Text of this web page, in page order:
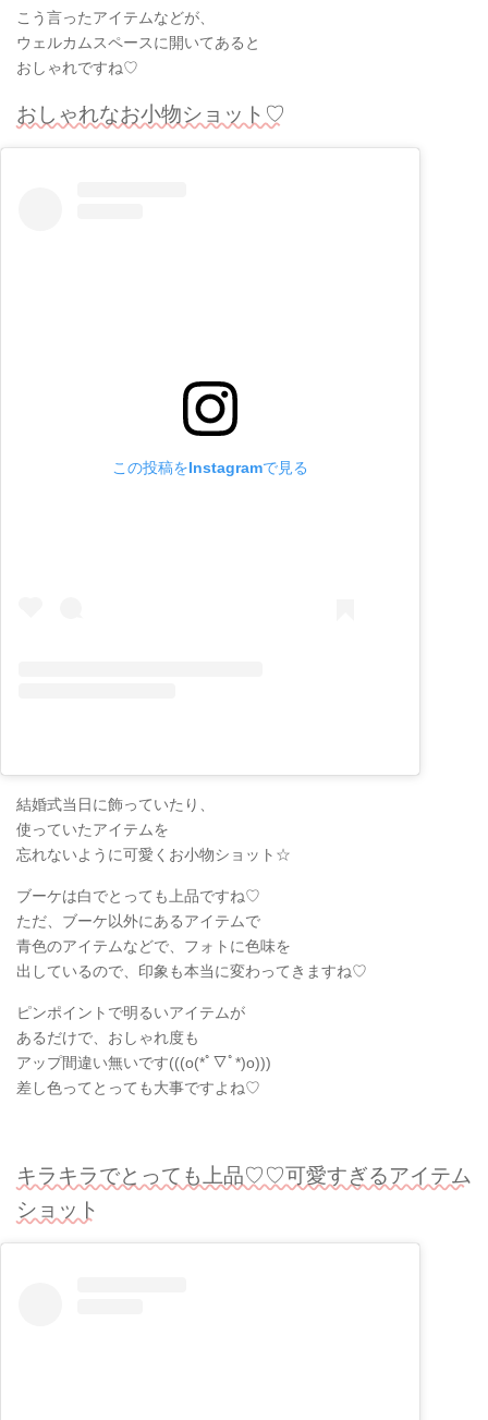
こう言ったアイテムなどが、
ウェルカムスペースに開いてあると
おしゃれですね♡
おしゃれなお小物ショット♡
この投稿をInstagramで見る
結婚式当日に飾っていたり、
使っていたアイテムを
忘れないように可愛くお小物ショット☆
ブーケは白でとっても上品ですね♡
ただ、ブーケ以外にあるアイテムで
青色のアイテムなどで、フォトに色味を
出しているので、印象も本当に変わってきますね♡
ピンポイントで明るいアイテムが
あるだけで、おしゃれ度も
アップ間違い無いです(((o(*ﾟ▽ﾟ*)o)))
差し色ってとっても大事ですよね♡
キラキラでとっても上品♡♡可愛すぎるアイテム
ショット